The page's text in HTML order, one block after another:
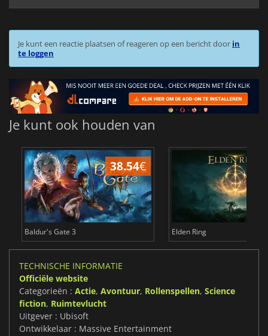
Je kunt een reactie plaatsen of reageren op een bericht door in
te loggen
Je kunt ook houden van
38.54€
Baldur's Gate 3 Elden Ring
TECHNISCHE INFORMATIE
Officiële website
Categorieën : Actie, Avontuur, Rollenspellen, Science
fiction, Ruimtevlucht
Uitgever : Ubisoft
Ontwikkelaar : Massive Entertainment